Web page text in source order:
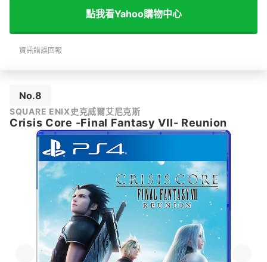
點我看Yahoo購物中心
資訊錯誤回報
No.8
SQUARE ENIX史克威爾艾尼克斯
Crisis Core -Final Fantasy VII- Reunion